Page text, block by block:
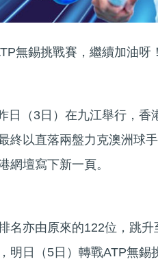
無錫挑戰賽，繼續加油呀
日（3日）在九江舉行，
終以直落兩盤力克澳洲球
網壇寫下新一頁。
名亦由原來的122位，跳
明日（5日）轉戰ATP無錫